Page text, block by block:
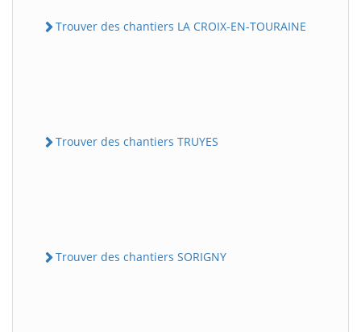
Trouver des chantiers LA CROIX-EN-TOURAINE
Trouver des chantiers TRUYES
Trouver des chantiers SORIGNY